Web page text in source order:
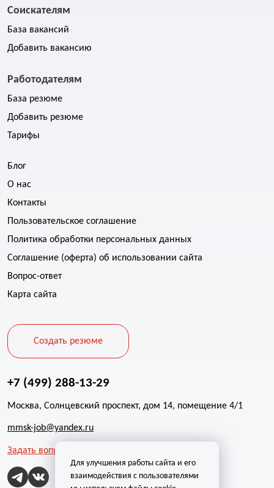
Соискателям
База вакансий
Добавить вакансию
Работодателям
База резюме
Добавить резюме
Тарифы
Блог
О нас
Контакты
Пользовательское соглашение
Политика обработки персональных данных
Соглашение (оферта) об использовании сайта
Вопрос-ответ
Карта сайта
Создать резюме
+7 (499) 288-13-29
Москва, Солнцевский проспект, дом 14, помещение 4/1
mmsk-job@yandex.ru
Задать вопрос
Для улучшения работы сайта и его
взаимодействия с пользователями